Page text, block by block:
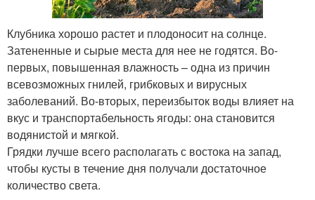
Клубника хорошо растет и плодоносит на солнце.
Затененные и сырые места для нее не годятся. Во-
первых, повышенная влажность – одна из причин
всевозможных гнилей, грибковых и вирусных
заболеваний. Во-вторых, переизбыток воды влияет на
вкус и транспортабельность ягоды: она становится
водянистой и мягкой.
Грядки лучше всего располагать с востока на запад,
чтобы кусты в течение дня получали достаточное
количество света.